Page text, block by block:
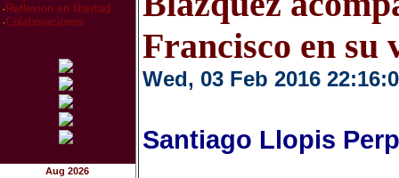
· Reflexion en libertad
·Colaboraciones
Aug 2026
Francisco en su
Wed, 03 Feb 2016
Santiago Llopis